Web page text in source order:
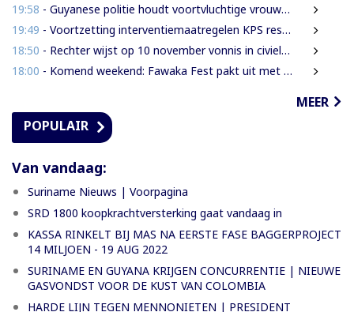
19:58 - Guyanese politie houdt voortvluchtige vrouwelijke verdachte in Guyana aan
19:49 - Voortzetting interventiemaatregelen KPS resulteren steeds weer in aantal aanhoudingen en inverzekeringstellingen van verdachte
18:50 - Rechter wijst op 10 november vonnis in civiele zaak Decembermoorden
18:00 - Komend weekend: Fawaka Fest pakt uit met topartiesten in het Zuiderpark van Den Haag
MEER
POPULAIR
Van vandaag:
Suriname Nieuws | Voorpagina
SRD 1800 koopkrachtversterking gaat vandaag in
KASSA RINKELT BIJ MAS NA EERSTE FASE BAGGERPROJECT
14 MILJOEN - 19 AUG 2022
SURINAME EN GUYANA KRIJGEN CONCURRENTIE | NIEUWE
GASVONDST VOOR DE KUST VAN COLOMBIA
HARDE LIJN TEGEN MENNONIETEN | PRESIDENT